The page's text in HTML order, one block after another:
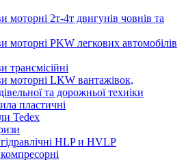
моторні 2т-4т двигунів човнів та
моторні PKW легкових автомобілів
трансмісійні
моторні LKW вантажівок,
та дорожньої техніки
пластичні
Tedex
HLP и HVLP